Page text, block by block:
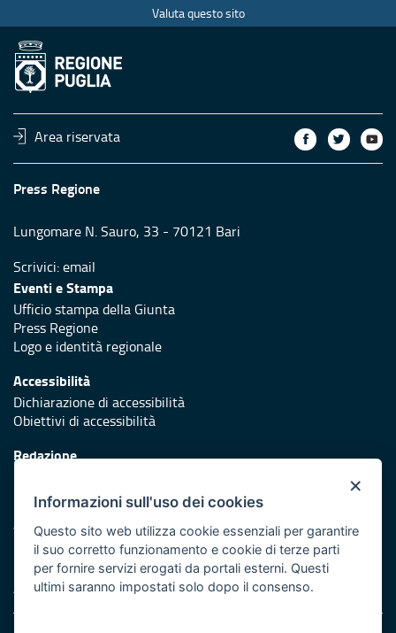
Valuta questo sito
Area riservata
Press Regione
Lungomare N. Sauro, 33 - 70121 Bari
Scrivici:email
Eventi e Stampa
Ufficio stampa della Giunta
Press Regione
Logo e identità regionale
Accessibilità
Dichiarazione di accessibilità
Obiettivi di accessibilità
Redazione
Protezione civile
Vai al sito di Protezione Civile Puglia
Iniziativa finanziata con risorse del POR Puglia 2014/2020 -
Asse XI
×
Informazioni sull'uso dei cookies
Questo sito web utilizza cookie essenziali per garantire
il suo corretto funzionamento e cookie di terze parti
per fornire servizi erogati da portali esterni. Questi
ultimi saranno impostati solo dopo il consenso.